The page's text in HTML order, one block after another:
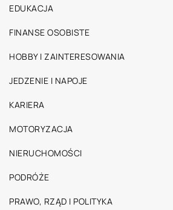
EDUKACJA
FINANSE OSOBISTE
HOBBY I ZAINTERESOWANIA
JEDZENIE I NAPOJE
KARIERA
MOTORYZACJA
NIERUCHOMOŚCI
PODRÓŻE
PRAWO, RZĄD I POLITYKA